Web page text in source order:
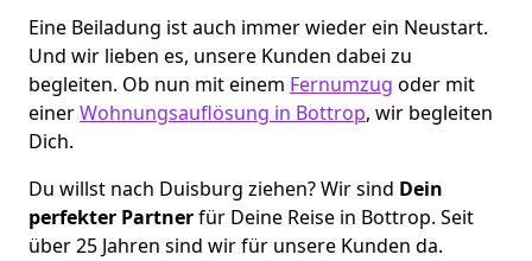
Eine Beiladung ist auch immer wieder ein Neustart.
Und wir lieben es, unsere Kunden dabei zu
begleiten. Ob nun mit einem Fernumzug oder mit
einerWohnungsauflösung in Bottrop, wir begleiten
Dich.
Du willst nach Duisburg ziehen? Wir sind Dein
perfekter Partnerfür Deine Reise in Bottrop. Seit
über 25 Jahren sind wir für unsere Kunden da.